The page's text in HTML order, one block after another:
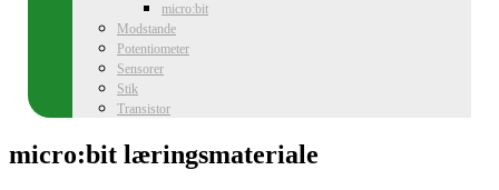
micro:bit
Modstande
Potentiometer
Sensorer
Stik
Transistor
micro:bit læringsmateriale